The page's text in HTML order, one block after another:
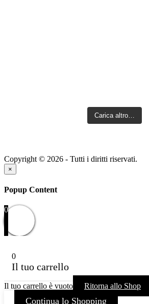
Carica altro…
Copyright © 2026 - Tutti i diritti riservati.
×
Popup Content
0
0
Il tuo carrello
Il tuo carrello è vuoto Ritorna allo Shop
Continua lo Shopping